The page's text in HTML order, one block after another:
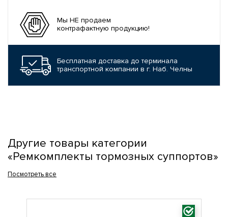
Мы НЕ продаем
контрафактную продукцию!
Бесплатная доставка до терминала
транспортной компании в г. Наб. Челны
Другие товары категории
«Ремкомплекты тормозных суппортов»
Посмотреть все